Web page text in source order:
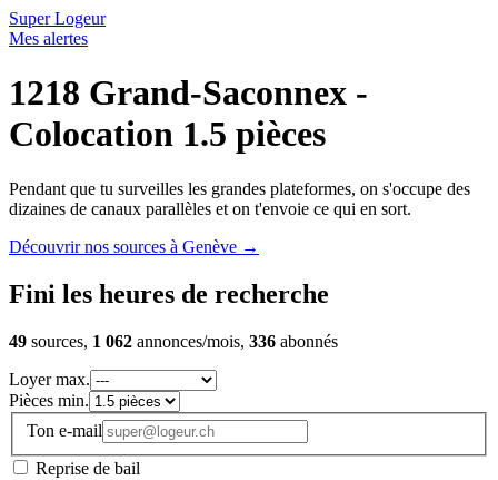
Super Logeur
Mes alertes
1218 Grand-Saconnex -
Colocation 1.5 pièces
Pendant que tu surveilles les grandes plateformes, on s'occupe des
dizaines de canaux parallèles et on t'envoie ce qui en sort.
Découvrir nos sources à Genève →
Fini les heures de recherche
49 sources, 1 062 annonces/mois, 336 abonnés
Loyer max.
Pièces min.
Ton e-mail
Reprise de bail